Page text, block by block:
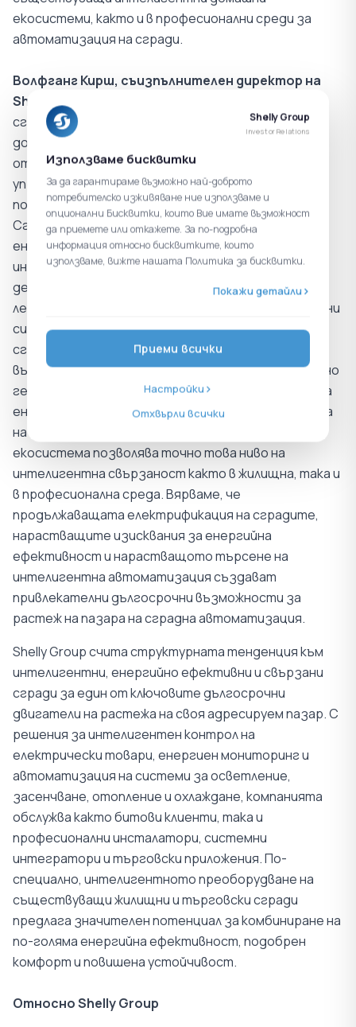
екосистеми, както и в професионални среди за
автоматизация на сгради.
Волфганг Кирш, съизпълнителен директор на
Shelly Group, коментира:
сградите се променят фундаментално. В
допълнение към ефективното контролиране на
отоплителните системи, интелигентното
управление на охлаждането, засенчването и
потреблението на енергия става все по-важно.
Сградите ще трябва не само да използват
енергията ефективно, но и да я управляват
интелигентно и автоматично въз основа на
действителното търсене. По-специално през
летните месеци комбинацията от фотоволтаични
системи, съхранение на батерии и интелигентна
сградна автоматизация създава нови
възможности за максимално използване на местно
генерирана възобновяема енергия, намаляване на
енергийните разходи и подобряване на комфорта
на обитателите. Нашата отворена продуктова
екосистема позволява точно това ниво на
интелигентна свързаност както в жилищна, така и
в професионална среда. Вярваме, че
продължаващата електрификация на сградите,
нарастващите изисквания за енергийна
ефективност и нарастващото търсене на
интелигентна автоматизация създават
привлекателни дългосрочни възможности за
растеж на пазара на сградна автоматизация.
Shelly Group счита структурната тенденция към
интелигентни, енергийно ефективни и свързани
сгради за един от ключовите дългосрочни
двигатели на растежа на своя адресируем пазар. С
решения за интелигентен контрол на
електрически товари, енергиен мониторинг и
автоматизация на системи за осветление,
засенчване, отопление и охлаждане, компанията
обслужва както битови клиенти, така и
професионални инсталатори, системни
интегратори и търговски приложения. По-
специално, интелигентното преоборудване на
съществуващи жилищни и търговски сгради
предлага значителен потенциал за комбиниране на
по-голяма енергийна ефективност, подобрен
комфорт и повишена устойчивост.
Относно Shelly Group
Shelly Group
Investor Relations
Използваме бисквитки
За да гарантираме възможно най-доброто
потребителско изживяване ние използваме и
опционални Бисквитки, които Вие имате възможност
да приемете или откажете. За по-подробна
информация относно бисквитките, които
използваме, вижте нашата Политика за бисквитки.
Покажи детайли
Приеми всички
Настройки
Отхвърли всички